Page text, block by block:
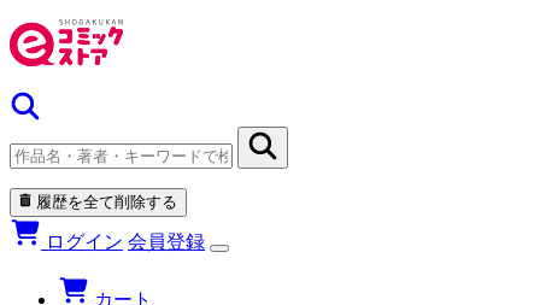
履歴を全て削除する
ログイン 会員登録
カート